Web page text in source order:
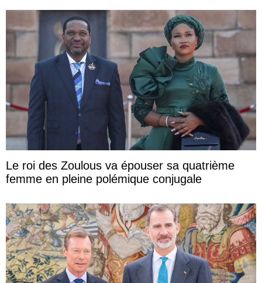
Le roi des Zoulous va épouser sa quatrième
femme en pleine polémique conjugale